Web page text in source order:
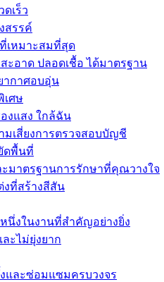
เร็ว
สรรค์
ที่เหมาะสมที่สุด
ะอาด ปลอดเชื้อ ได้มาตรฐาน
ากาศอบอุ่น
เศษ
งแสง ใกล้ฉัน
มเสี่ยงการตรวจสอบบัญชี
ดพื้นที่
มาตรฐานการรักษาที่คุณวางใจ
งที่สร้างสีสัน
นึ่งในงานที่สำคัญอย่างยิ่ง
ะไม่ยุ่งยาก
และซ่อมแซมครบวงจร